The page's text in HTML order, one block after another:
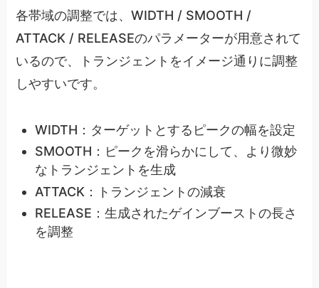
各帯域の調整では、WIDTH / SMOOTH /
ATTACK / RELEASEのパラメーターが用意されて
いるので、トランジェントをイメージ通りに調整
しやすいです。
WIDTH：ターゲットとするピークの幅を設定
SMOOTH：ピークを滑らかにして、より微妙
なトランジェントを生成
ATTACK：トランジェントの減衰
RELEASE：生成されたゲインブーストの長さ
を調整